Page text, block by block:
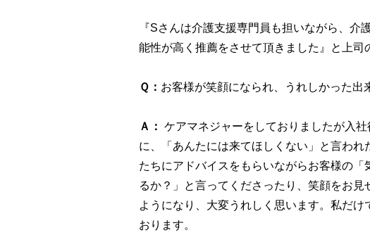
『Sさんは介護支援専門員も担いながら、
能性が高く推薦をさせて頂きました』と上司
Ｑ： お客様が笑顔になられ、うれしかった出
Ａ： ケアマネジャーをしておりましたが入
に、「あんたには来てほしくない」と言わ
たちにアドバイスをもらいながらお客様の
るか？」と言ってくださったり、笑顔をお
ようになり、大変うれしく思います。私だ
おります。